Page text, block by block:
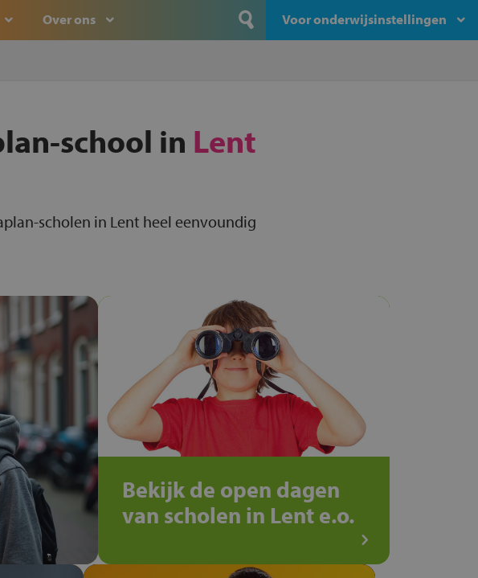
Over ons Voor onderwijsinstellingen
school in Lent
scholen in Lent heel eenvoundig
Bekijk de open dagen
van scholen in Lent e.o.